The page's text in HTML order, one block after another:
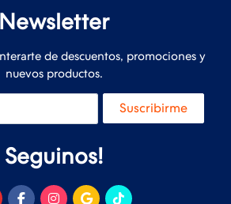
Newsletter
de descuentos, promociones y
nuevos productos.
Suscribirme
Seguinos!